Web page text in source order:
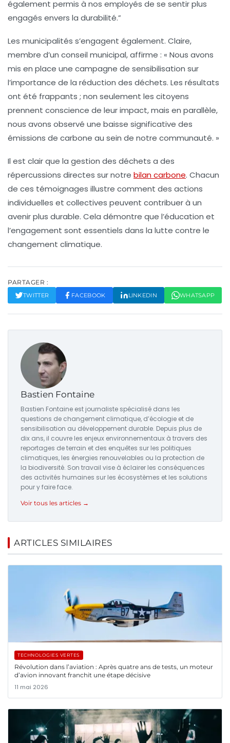
également permis à nos employés de se sentir plus
engagés envers la durabilité.”
Les municipalités s’engagent également. Claire,
membre d’un conseil municipal, affirme : « Nous avons
mis en place une campagne de sensibilisation sur
l’importance de la réduction des déchets. Les résultats
ont été frappants ; non seulement les citoyens
prennent conscience de leur impact, mais en parallèle,
nous avons observé une baisse significative des
émissions de carbone au sein de notre communauté. »
Il est clair que la gestion des déchets a des
répercussions directes sur notre bilan carbone. Chacun
de ces témoignages illustre comment des actions
individuelles et collectives peuvent contribuer à un
avenir plus durable. Cela démontre que l’éducation et
l’engagement sont essentiels dans la lutte contre le
changement climatique.
PARTAGER :
TWITTER FACEBOOK LINKEDIN WHATSAPP
Bastien Fontaine
Bastien Fontaine est journaliste spécialisé dans les
questions de changement climatique, d’écologie et de
sensibilisation au développement durable. Depuis plus de
dix ans, il couvre les enjeux environnementaux à travers des
reportages de terrain et des enquêtes sur les politiques
climatiques, les énergies renouvelables ou la protection de
la biodiversité. Son travail vise à éclairer les conséquences
des activités humaines sur les écosystèmes et les solutions
pour y faire face.
Voir tous les articles →
ARTICLES SIMILAIRES
TECHNOLOGIES VERTES
Révolution dans l’aviation : Après quatre ans de tests, un moteur
d’avion innovant franchit une étape décisive
11 mai 2026